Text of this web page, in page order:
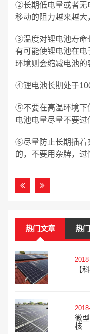
②长期低电量或者无
移动的阻力越来越大
③温度对锂电池寿命
有可能使锂电池在
环境则会缩减电池的
④锂电池长期处于
⑤不要在高温环境下
电池电量尽量不要过
⑥尽量防止长期插着
的，不要用杂牌，过
热门文章 热
【
微
核